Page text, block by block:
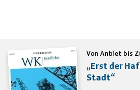
Von Anbiet bis
„Erst der
Stadt“